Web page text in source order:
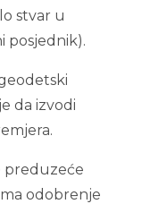
stvar u
posjednik).
da izvodi
preduzeće
odobrenje